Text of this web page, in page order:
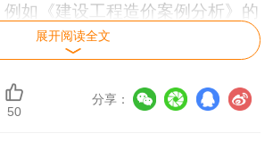
如《建设工程造价案例分析》的
，而其他科目则为2.5小时。
型与合格标准
考试的题型主要分为单项选择题、
展开阅读全文
50
分享：